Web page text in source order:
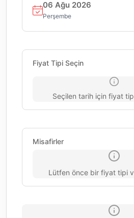
06 Ağu 2026
Perşembe
Fiyat Tipi Seçin
Seçilen tarih için fiyat
Misafirler
Lütfen önce bir fiyat tipi